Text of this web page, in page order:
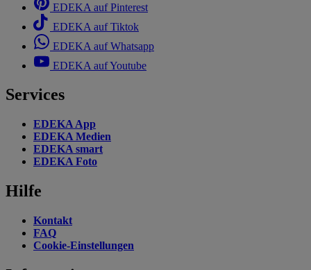
EDEKA auf Pinterest
EDEKA auf Tiktok
EDEKA auf Whatsapp
EDEKA auf Youtube
Services
EDEKA App
EDEKA Medien
EDEKA smart
EDEKA Foto
Hilfe
Kontakt
FAQ
Cookie-Einstellungen